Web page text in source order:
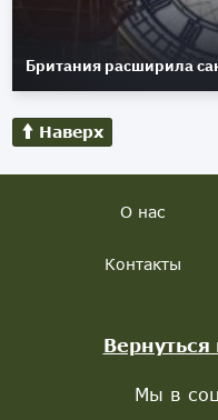
Британия расширила
Наверх
О нас
Контакты
Вернуться
Мы в